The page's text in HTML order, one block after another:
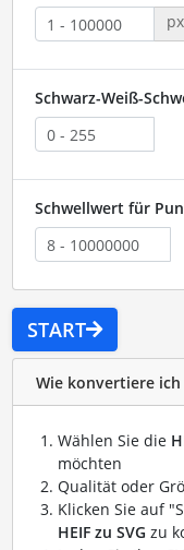
px
Schwarz-Weiß-
Schwellwert für
START
Wie konvertiere ich
Wählen Sie die
möchten
Qualität oder
Klicken Sie auf
HEIF zu SVG zu